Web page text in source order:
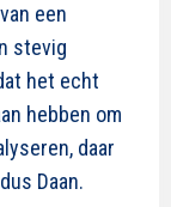
een
stevig
het echt
hebben om
daar
Daan.